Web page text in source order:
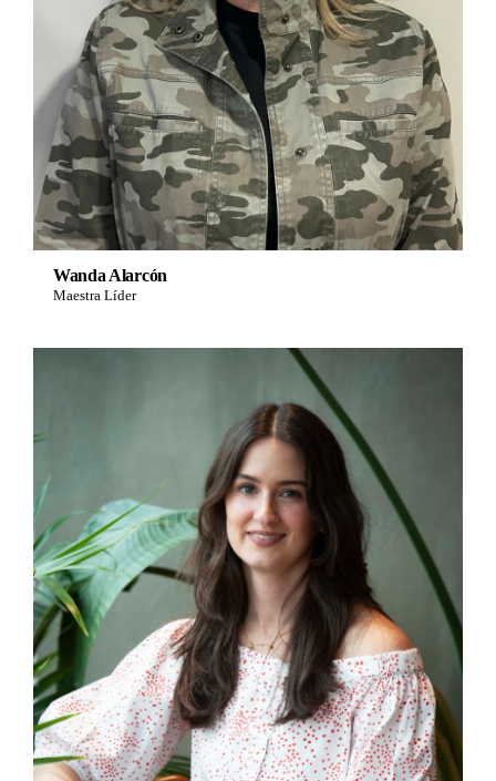
Wanda Alarcón
Maestra Líder